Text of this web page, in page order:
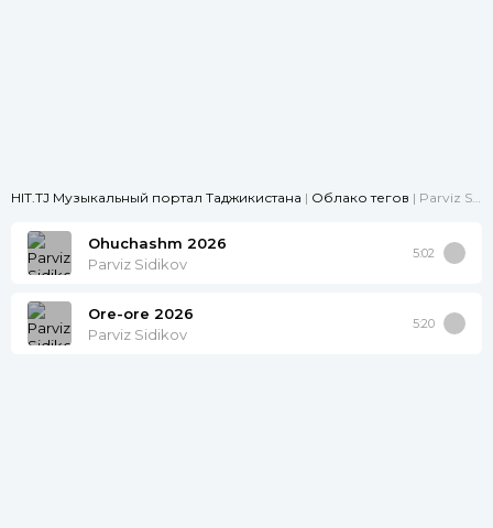
HIT.TJ Музыкальный портал Таджикистана | Облако тегов | Parviz Sidikov
Ohuchashm 2026
Parviz Sidikov
5:02
Ore-ore 2026
Parviz Sidikov
5:20